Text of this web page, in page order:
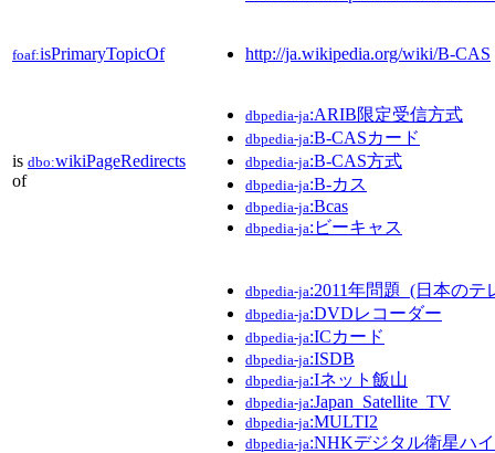
foaf:isPrimaryTopicOf http://ja.wikipedia.org/wiki/B-CAS
is dbo:wikiPageRedirects
of
dbpedia-ja:ARIB限定受信方式
dbpedia-ja:B-CASカード
dbpedia-ja:B-CAS方式
dbpedia-ja:B-カス
dbpedia-ja:Bcas
dbpedia-ja:ビーキャス
dbpedia-ja:2011年問題_(日本の
dbpedia-ja:DVDレコーダー
dbpedia-ja:ICカード
dbpedia-ja:ISDB
dbpedia-ja:Iネット飯山
dbpedia-ja:Japan_Satellite_TV
dbpedia-ja:MULTI2
dbpedia-ja:NHKデジタル衛星ハ